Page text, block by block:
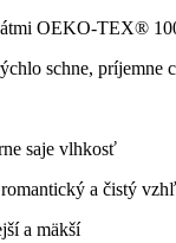
OEKO-TEX®
schne,
saje vlhkosť
romantický a čistý
a mäkší